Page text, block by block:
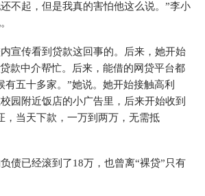
不起，但是我真的害怕他这么说。”李小
宣传看到贷款这回事的。后来，她开始
款中介帮忙。后来，能借的网贷平台都
有五十多家。”她说。她开始接触高利
园附近饭店的小广告里，后来开始收到
，当天下款，一万到两万，无需抵
债已经滚到了18万，也曾离“裸贷”只有